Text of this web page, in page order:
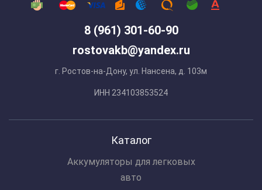
8 (961) 301-60-90
rostovakb@yandex.ru
г. Ростов-на-Дону, ул. Нансена, д. 103м
ИНН 234103853524
Каталог
Аккумуляторы для легковых
авто